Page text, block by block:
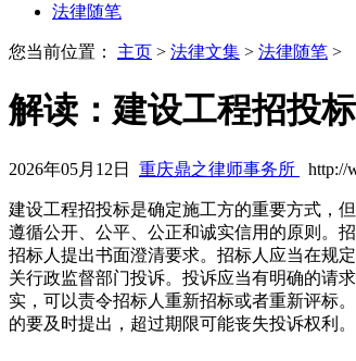
法律随笔
您当前位置： 主页 > 法律文集 > 法律随笔 >
解读：建设工程招投
2026年05月12日 重庆鼎之律师事务所 http://
建设工程招投标是确定施工方的重要方式，
遵循公开、公平、公正和诚实信用的原则。
招标人提出书面澄清要求。招标人应当在规
关行政监督部门投诉。投诉应当有明确的请
实，可以责令招标人重新招标或者重新评标
的要及时提出，超过期限可能丧失投诉权利